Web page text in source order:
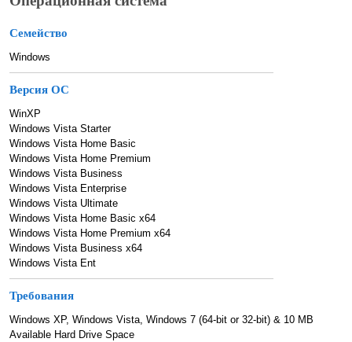
Семейство
Windows
Версия ОС
WinXP
Windows Vista Starter
Windows Vista Home Basic
Windows Vista Home Premium
Windows Vista Business
Windows Vista Enterprise
Windows Vista Ultimate
Windows Vista Home Basic x64
Windows Vista Home Premium x64
Windows Vista Business x64
Windows Vista Ent
Требования
Windows XP, Windows Vista, Windows 7 (64-bit or 32-bit) & 10 MB
Available Hard Drive Space